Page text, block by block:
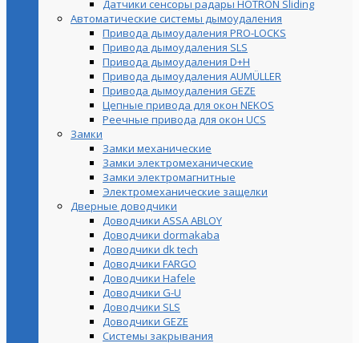
Датчики сенсоры радары HOTRON Sliding
Автоматические системы дымоудаления
Привода дымоудаления PRO-LOCKS
Привода дымоудаления SLS
Привода дымоудаления D+H
Привода дымоудаления AUMÜLLER
Привода дымоудаления GEZE
Цепные привода для окон NEKOS
Реечные привода для окон UСS
Замки
Замки механические
Замки электромеханические
Замки электромагнитные
Электромеханические защелки
Дверные доводчики
Доводчики ASSA ABLOY
Доводчики dormakaba
Доводчики dk tech
Доводчики FARGO
Доводчики Hafele
Доводчики G-U
Доводчики SLS
Доводчики GEZE
Cистемы закрывания